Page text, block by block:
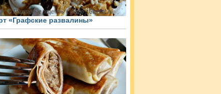
«Графские развалины»